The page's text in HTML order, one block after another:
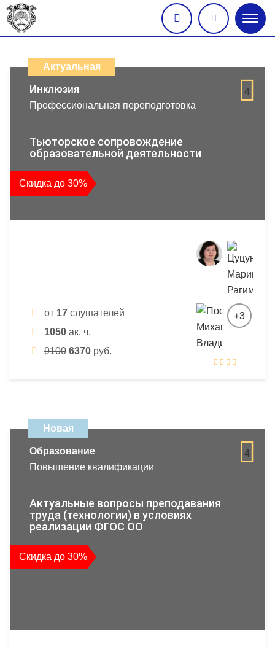
меню
дистанционных
образовательных
повышения
квалификации
и
профессиональной
Актуальная
4
Инклюзия
Профессиональная переподготовка
Тьюторское сопровождение
образовательной деятельности
Скидка до 30%
от 17 слушателей
1050 ак. ч.
9100 6370 руб.
+3
Новая
4
Образование
Повышение квалификации
Актуальные вопросы преподавания
труда (технологии) в условиях
реализации ФГОС ОО
Скидка до 30%